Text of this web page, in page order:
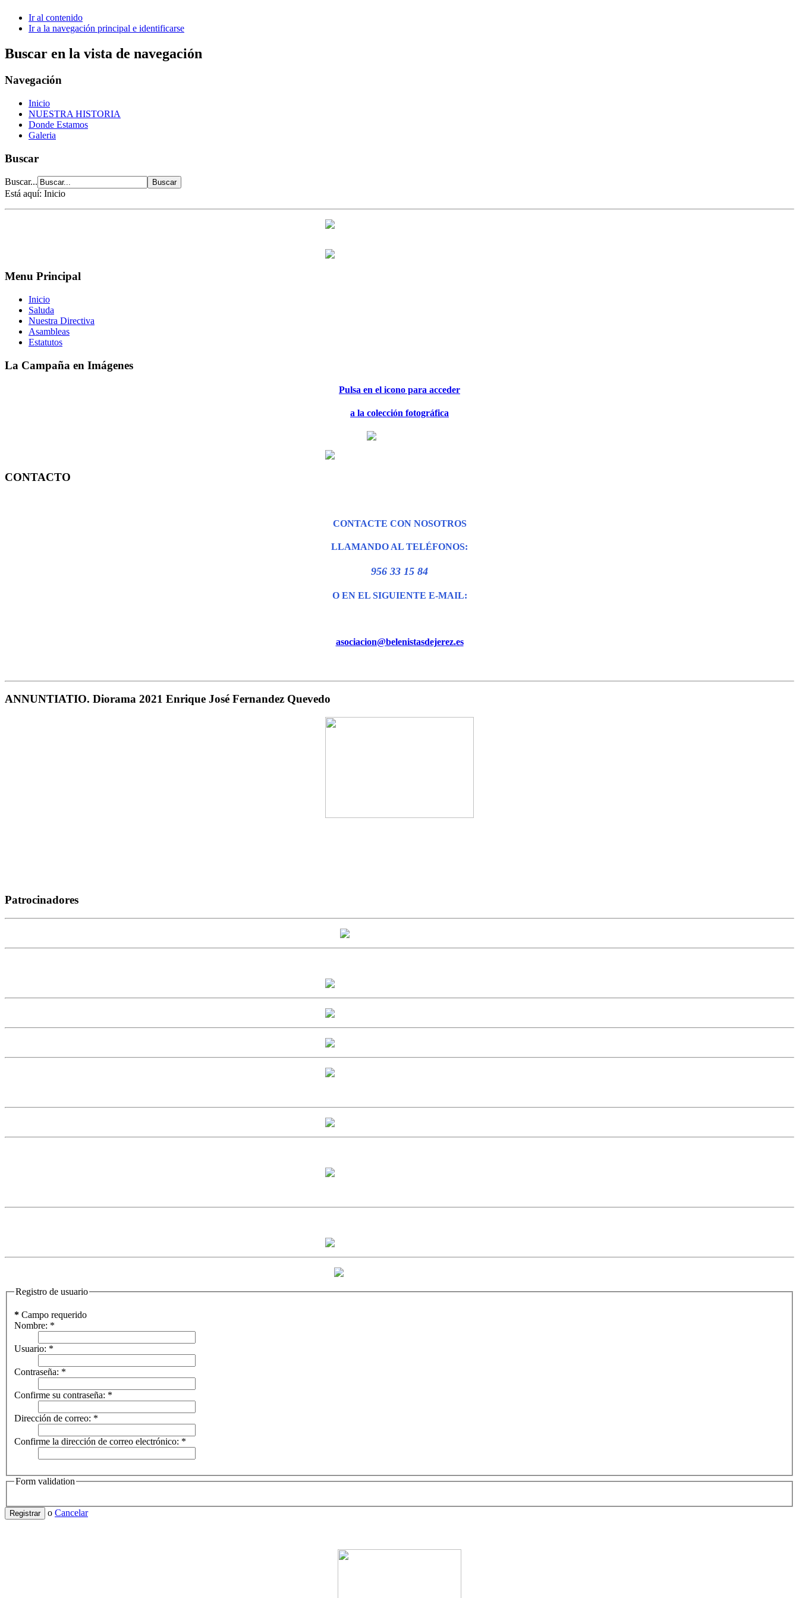
Ir al contenido
Ir a la navegación principal e identificarse
Buscar en la vista de navegación
Navegación
Inicio
NUESTRA HISTORIA
Donde Estamos
Galeria
Buscar
Buscar...
Está aquí: Inicio
Menu Principal
Inicio
Saluda
Nuestra Directiva
Asambleas
Estatutos
La Campaña en Imágenes
Pulsa en el icono para acceder
a la colección fotográfica
CONTACTO
CONTACTE CON NOSOTROS
LLAMANDO AL TELÉFONOS:
956 33 15 84
O EN EL SIGUIENTE E-MAIL:
asociacion@belenistasdejerez.es
ANNUNTIATIO. Diorama 2021 Enrique José Fernandez Quevedo
Patrocinadores
Registro de usuario
* Campo requerido
Nombre: *
Usuario: *
Contraseña: *
Confirme su contraseña: *
Dirección de correo: *
Confirme la dirección de correo electrónico: *
Form validation
Registrar o Cancelar